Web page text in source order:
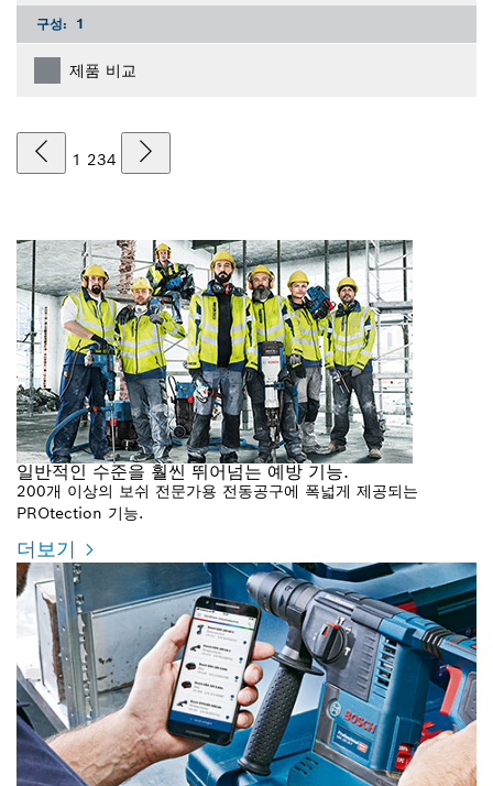
구성: 1
제품 비교
1 234
일반적인 수준을 훨씬 뛰어넘는 예방 기능.
200개 이상의 보쉬 전문가용 전동공구에 폭넓게 제공되는
PROtection 기능.
더보기